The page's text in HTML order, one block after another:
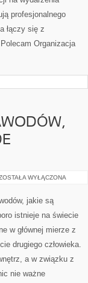
profesjonalnego
łączy się z
Organizacja
ŚWIECIE
WYŁĄCZONA
jakie są
istnieje na świecie
w głównej mierze z
drugiego człowieka.
a w związku z
nie ważne